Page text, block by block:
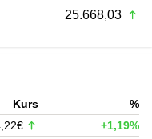
25.668,03
Kurs
%
+1,19%